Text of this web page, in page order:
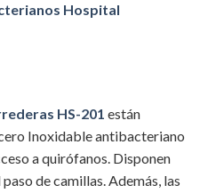
Hospital
HS-201 están
Inoxidable antibacteriano
a quirófanos. Disponen
de camillas. Además, las